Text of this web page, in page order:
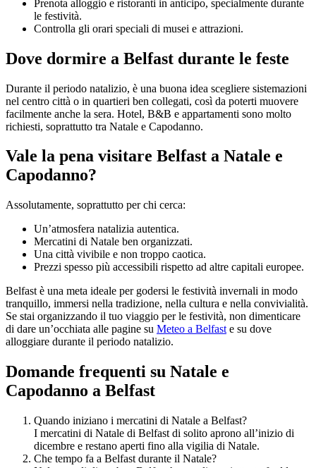
Prenota alloggio e ristoranti in anticipo, specialmente durante
le festività.
Controlla gli orari speciali di musei e attrazioni.
Dove dormire a Belfast durante le feste
Durante il periodo natalizio, è una buona idea scegliere sistemazioni
nel centro città o in quartieri ben collegati, così da poterti muovere
facilmente anche la sera. Hotel, B&B e appartamenti sono molto
richiesti, soprattutto tra Natale e Capodanno.
Vale la pena visitare Belfast a Natale e
Capodanno?
Assolutamente, soprattutto per chi cerca:
Un’atmosfera natalizia autentica.
Mercatini di Natale ben organizzati.
Una città vivibile e non troppo caotica.
Prezzi spesso più accessibili rispetto ad altre capitali europee.
Belfast è una meta ideale per godersi le festività invernali in modo
tranquillo, immersi nella tradizione, nella cultura e nella convivialità.
Se stai organizzando il tuo viaggio per le festività, non dimenticare
di dare un’occhiata alle pagine su Meteo a Belfast e su dove
alloggiare durante il periodo natalizio.
Domande frequenti su Natale e
Capodanno a Belfast
Quando iniziano i mercatini di Natale a Belfast?
I mercatini di Natale di Belfast di solito aprono all’inizio di
dicembre e restano aperti fino alla vigilia di Natale.
Che tempo fa a Belfast durante il Natale?